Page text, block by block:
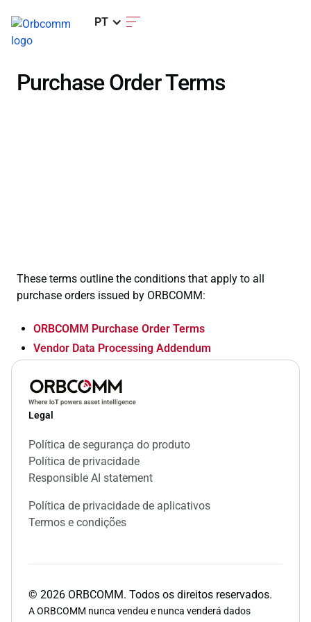
PT
Purchase Order Terms
These terms outline the conditions that apply to all
purchase orders issued by ORBCOMM:
ORBCOMM Purchase Order Terms
Vendor Data Processing Addendum
Legal
Política de segurança do produto
Política de privacidade
Responsible AI statement
Política de privacidade de aplicativos
Termos e condições
© 2026 ORBCOMM. Todos os direitos reservados.
A ORBCOMM nunca vendeu e nunca venderá dados